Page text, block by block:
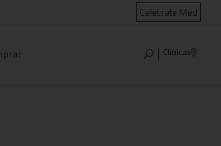
Celebrate Med
Clínicas